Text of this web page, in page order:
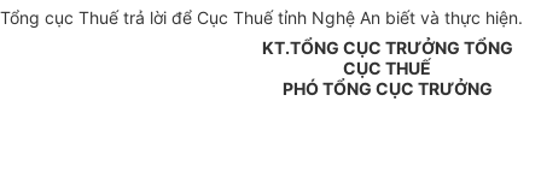
Tổng cục Thuế trả lời để Cục Thuế tỉnh Nghệ An biết và thực hiện.
KT.TỔNG CỤC TRƯỞNG TỔNG
CỤC THUẾ
PHÓ TỔNG CỤC TRƯỞNG